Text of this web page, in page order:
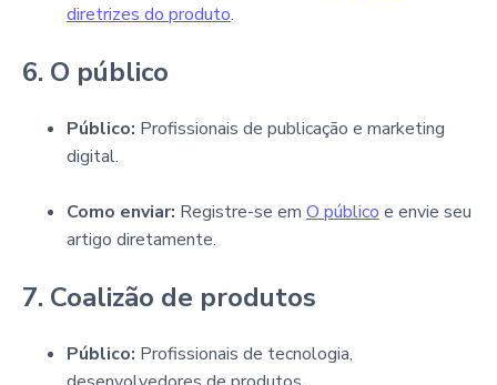
diretrizes do produto.
6. O público
Público: Profissionais de publicação e marketing
digital.
Como enviar: Registre-se em O público e envie seu
artigo diretamente.
7. Coalizão de produtos
Público: Profissionais de tecnologia,